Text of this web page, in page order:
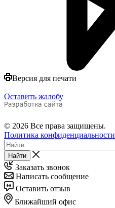
Версия для печати
Оставить жалобу
© 2026 Все права защищены.
Политика конфиденциальности
Найти
Заказать звонок
Написать сообщение
Оставить отзыв
Ближайший офис